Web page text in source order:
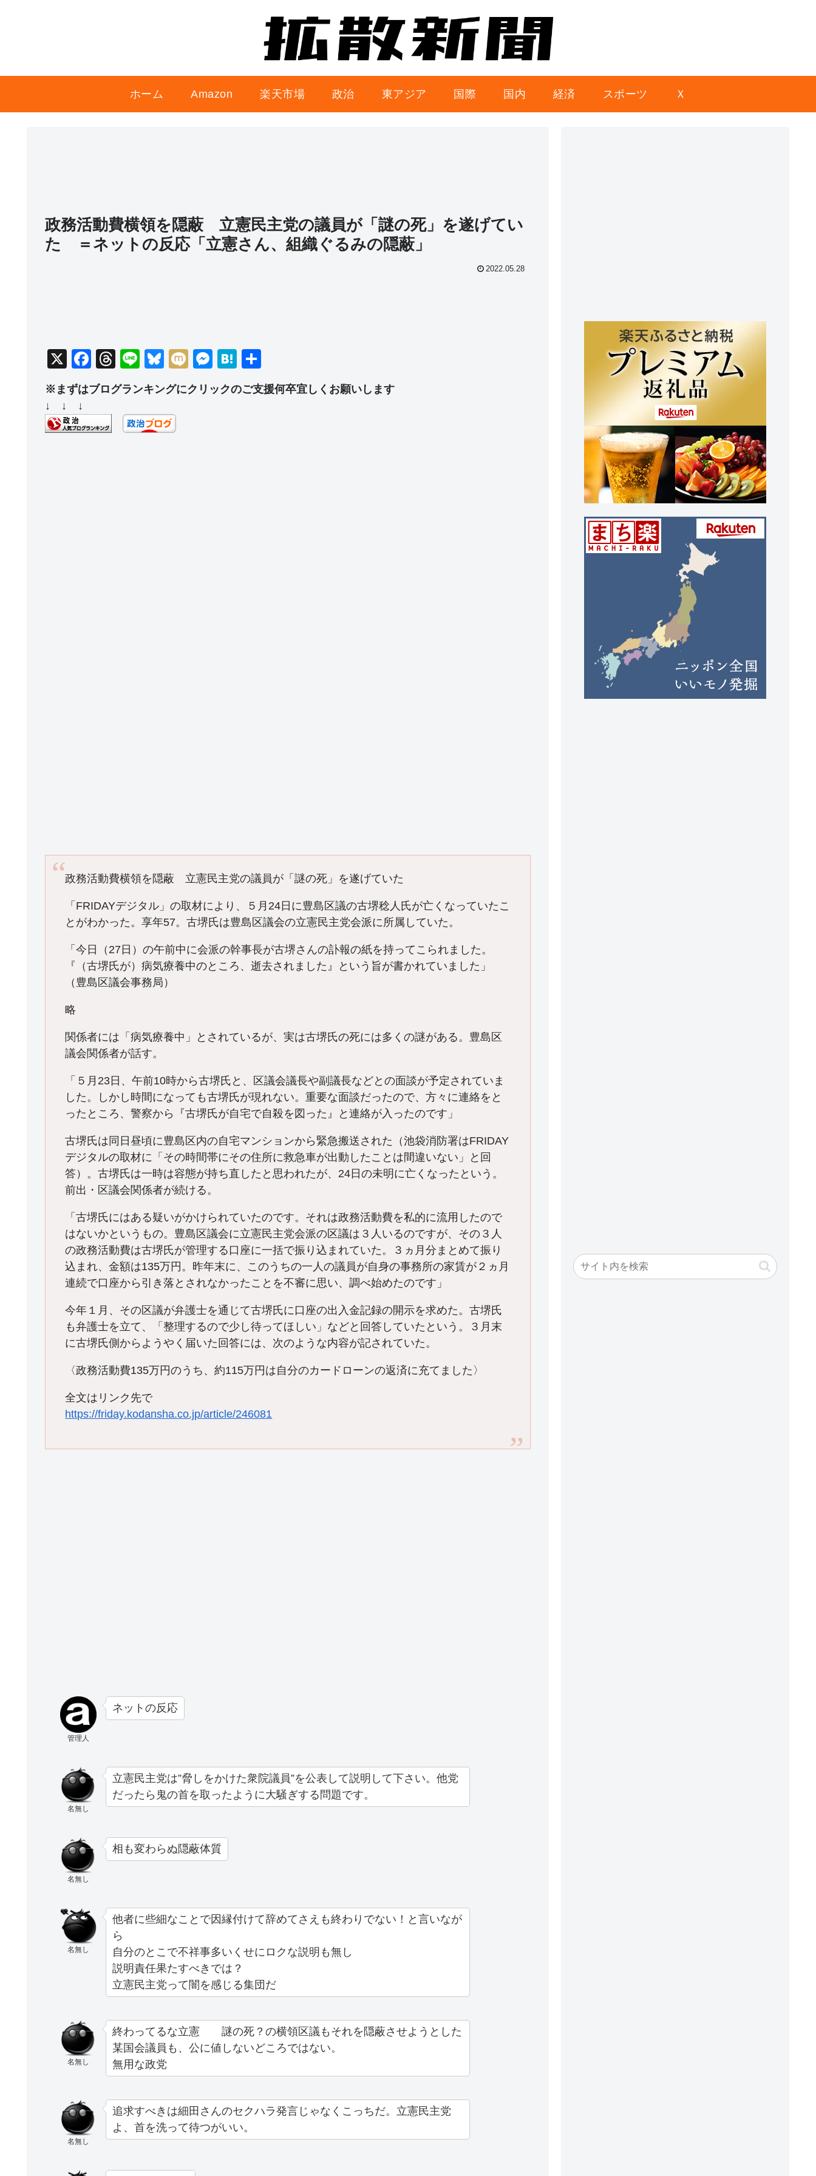
ホーム Amazon 楽天市場 政治 東アジア 国際 国内 経済 スポーツ Ｘ
政務活動費横領を隠蔽 立憲民主党の議員が「謎の死」を遂げてい
た ＝ネットの反応「立憲さん、組織ぐるみの隠蔽」
2022.05.28
X
F
a
c
e
b
T
hr
e
a
d
Li
e
Bl
e
sk
y
M
M
ss
H
e
有
※まずはブログランキングにクリックのご支援何卒宜しくお願いします
↓ ↓ ↓
政務活動費横領を隠蔽 立憲民主党の議員が「謎の死」を遂げていた
「FRIDAYデジタル」の取材により、５月24日に豊島区議の古堺稔人氏が亡くなっていたこ
とがわかった。享年57。古堺氏は豊島区議会の立憲民主党会派に所属していた。
「今日（27日）の午前中に会派の幹事長が古堺さんの訃報の紙を持ってこられました。
『（古堺氏が）病気療養中のところ、逝去されました』という旨が書かれていました」
（豊島区議会事務局）
略
関係者には「病気療養中」とされているが、実は古堺氏の死には多くの謎がある。豊島区
議会関係者が話す。
「５月23日、午前10時から古堺氏と、区議会議長や副議長などとの面談が予定されていま
した。しかし時間になっても古堺氏が現れない。重要な面談だったので、方々に連絡をと
ったところ、警察から『古堺氏が自宅で自殺を図った』と連絡が入ったのです」
古堺氏は同日昼頃に豊島区内の自宅マンションから緊急搬送された（池袋消防署はFRIDAY
デジタルの取材に「その時間帯にその住所に救急車が出動したことは間違いない」と回
答）。古堺氏は一時は容態が持ち直したと思われたが、24日の未明に亡くなったという。
前出・区議会関係者が続ける。
「古堺氏にはある疑いがかけられていたのです。それは政務活動費を私的に流用したので
はないかというもの。豊島区議会に立憲民主党会派の区議は３人いるのですが、その３人
の政務活動費は古堺氏が管理する口座に一括で振り込まれていた。３ヵ月分まとめて振り
込まれ、金額は135万円。昨年末に、このうちの一人の議員が自身の事務所の家賃が２ヵ月
連続で口座から引き落とされなかったことを不審に思い、調べ始めたのです」
今年１月、その区議が弁護士を通じて古堺氏に口座の出入金記録の開示を求めた。古堺氏
も弁護士を立て、「整理するので少し待ってほしい」などと回答していたという。３月末
に古堺氏側からようやく届いた回答には、次のような内容が記されていた。
〈政務活動費135万円のうち、約115万円は自分のカードローンの返済に充てました〉
全文はリンク先で
https://friday.kodansha.co.jp/article/246081
管理人
ネットの反応
名無し
立憲民主党は”脅しをかけた衆院議員”を公表して説明して下さい。他党
だったら鬼の首を取ったように大騒ぎする問題です。
名無し
相も変わらぬ隠蔽体質
名無し
他者に些細なことで因縁付けて辞めてさえも終わりでない！と言いなが
ら
自分のとこで不祥事多いくせにロクな説明も無し
説明責任果たすべきでは？
立憲民主党って闇を感じる集団だ
名無し
終わってるな立憲 謎の死？の横領区議もそれを隠蔽させようとした
某国会議員も、公に値しないどころではない。
無用な政党
名無し
追求すべきは細田さんのセクハラ発言じゃなくこっちだ。立憲民主党
よ、首を洗って待つがいい。